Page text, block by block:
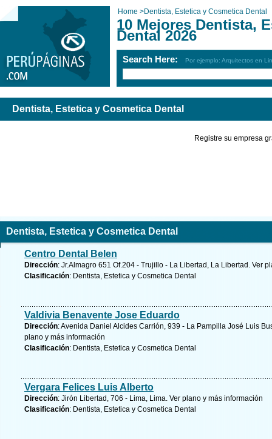
Home >Dentista, Estetica y Cosmetica Dental
10 Mejores Dentista,
Dental 2026
Search Here: Por ejemplo: Arquitectos en
Dentista, Estetica y Cosmetica Dental
Registre su empresa
Dentista, Estetica y Cosmetica Dental
Centro Dental Belen
Dirección: Jr.Almagro 651 Of.204 - Trujillo - La Libertad, La Libertad. Ver
Clasificación: Dentista, Estetica y Cosmetica Dental
Valdivia Benavente Jose Eduardo
Dirección: Avenida Daniel Alcides Carrión, 939 - La Pampilla José Luis
plano y más información
Clasificación: Dentista, Estetica y Cosmetica Dental
Vergara Felices Luis Alberto
Dirección: Jirón Libertad, 706 - Lima, Lima. Ver plano y más información
Clasificación: Dentista, Estetica y Cosmetica Dental